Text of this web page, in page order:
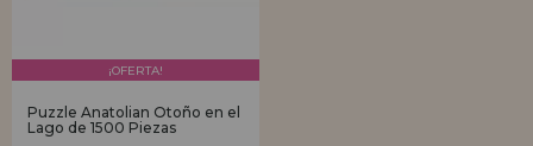
¡OFERTA!
Puzzle Anatolian Otoño en el
Lago de 1500 Piezas